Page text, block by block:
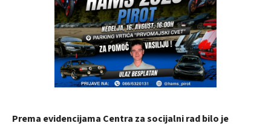
Prema evidencijama Centra za socijalni rad bilo je